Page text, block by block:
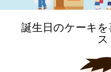
誕生日のケーキ
ス